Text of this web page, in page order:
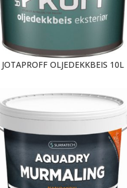
JOTAPROFF OLJEDEKKBEIS 10L